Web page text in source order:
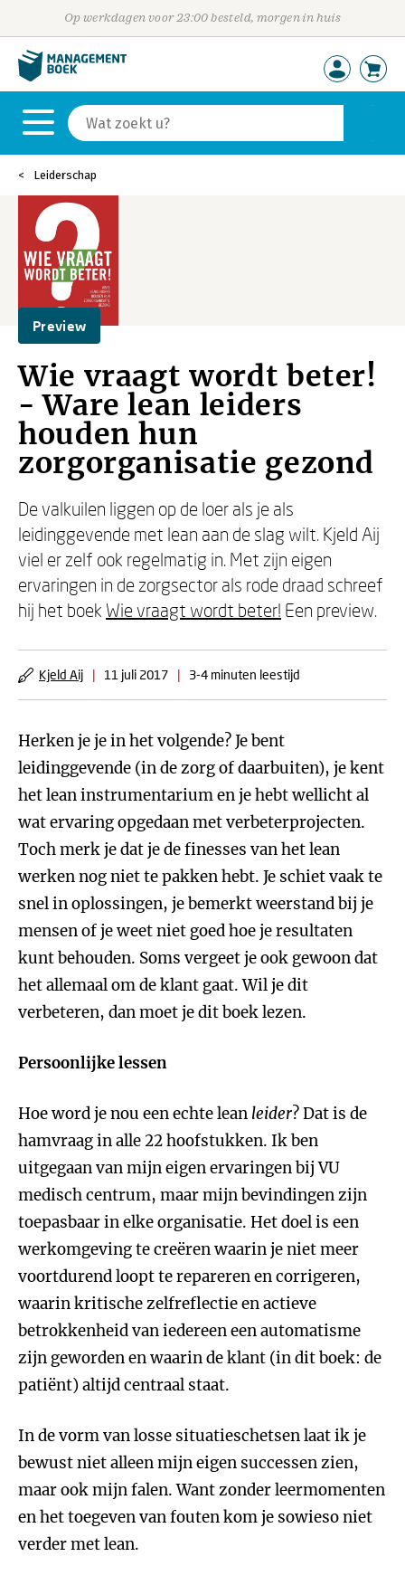
Op werkdagen voor 23:00 besteld, morgen in huis
Leiderschap
Preview
Wie vraagt wordt beter!
- Ware lean leiders
houden hun
zorgorganisatie gezond
De valkuilen liggen op de loer als je als
leidinggevende met lean aan de slag wilt. Kjeld Aij
viel er zelf ook regelmatig in. Met zijn eigen
ervaringen in de zorgsector als rode draad schreef
hij het boek Wie vraagt wordt beter! Een preview.
Kjeld Aij | 11 juli 2017 | 3-4 minuten leestijd
Herken je je in het volgende? Je bent
leidinggevende (in de zorg of daarbuiten), je kent
het lean instrumentarium en je hebt wellicht al
wat ervaring opgedaan met verbeterprojecten.
Toch merk je dat je de finesses van het lean
werken nog niet te pakken hebt. Je schiet vaak te
snel in oplossingen, je bemerkt weerstand bij je
mensen of je weet niet goed hoe je resultaten
kunt behouden. Soms vergeet je ook gewoon dat
het allemaal om de klant gaat. Wil je dit
verbeteren, dan moet je dit boek lezen.
Persoonlijke lessen
Hoe word je nou een echte lean leider? Dat is de
hamvraag in alle 22 hoofstukken. Ik ben
uitgegaan van mijn eigen ervaringen bij VU
medisch centrum, maar mijn bevindingen zijn
toepasbaar in elke organisatie. Het doel is een
werkomgeving te creëren waarin je niet meer
voortdurend loopt te repareren en corrigeren,
waarin kritische zelfreflectie en actieve
betrokkenheid van iedereen een automatisme
zijn geworden en waarin de klant (in dit boek: de
patiënt) altijd centraal staat.
In de vorm van losse situatieschetsen laat ik je
bewust niet alleen mijn eigen successen zien,
maar ook mijn falen. Want zonder leermomenten
en het toegeven van fouten kom je sowieso niet
verder met lean.